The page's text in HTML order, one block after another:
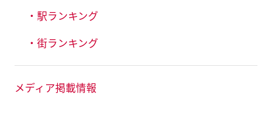
・駅ランキング
・街ランキング
メディア掲載情報